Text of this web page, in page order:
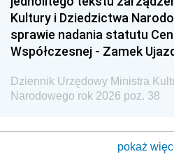
Kultury i Dziedzictwa
sprawie nadania statutu
Współczesnej - Zamek
Dziennik Urzędowy Ministra
Narodowego rok 2026 poz. 38
pokaż